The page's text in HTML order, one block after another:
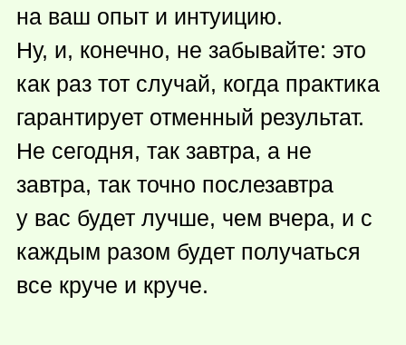
на ваш опыт и интуицию.
Ну, и, конечно, не забывайте: это
как раз тот случай, когда практика
гарантирует отменный результат.
Не сегодня, так завтра, а не
завтра, так точно послезавтра
у вас будет лучше, чем вчера, и с
каждым разом будет получаться
все круче и круче.